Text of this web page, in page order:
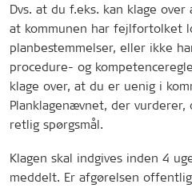
Dvs. at du f.eks. kan klage
at kommunen har fejlfortolket
planbestemmelser, eller ikke
procedure- og
klage over, at du er uenig i
Planklagenævnet, der
retlig spørgsmål.
Klagen skal indgives inden 4
meddelt. Er afgørelsen